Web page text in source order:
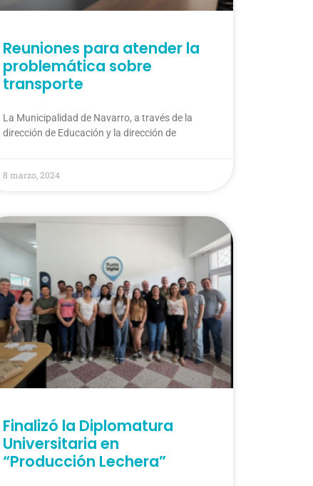
Reuniones para atender la
problemática sobre
transporte
La Municipalidad de Navarro, a través de la
dirección de Educación y la dirección de
8 marzo, 2024
Finalizó la Diplomatura
Universitaria en
“Producción Lechera”